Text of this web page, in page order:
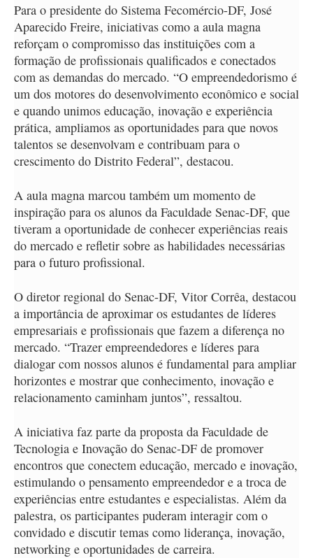
Para o presidente do Sistema Fecomércio-DF, José
Aparecido Freire, iniciativas como a aula magna
reforçam o compromisso das instituições com a
formação de profissionais qualificados e conectados
com as demandas do mercado. “O empreendedorismo é
um dos motores do desenvolvimento econômico e social
e quando unimos educação, inovação e experiência
prática, ampliamos as oportunidades para que novos
talentos se desenvolvam e contribuam para o
crescimento do Distrito Federal”, destacou.
A aula magna marcou também um momento de
inspiração para os alunos da Faculdade Senac-DF, que
tiveram a oportunidade de conhecer experiências reais
do mercado e refletir sobre as habilidades necessárias
para o futuro profissional.
O diretor regional do Senac-DF, Vitor Corrêa, destacou
a importância de aproximar os estudantes de líderes
empresariais e profissionais que fazem a diferença no
mercado. “Trazer empreendedores e líderes para
dialogar com nossos alunos é fundamental para ampliar
horizontes e mostrar que conhecimento, inovação e
relacionamento caminham juntos”, ressaltou.
A iniciativa faz parte da proposta da Faculdade de
Tecnologia e Inovação do Senac-DF de promover
encontros que conectem educação, mercado e inovação,
estimulando o pensamento empreendedor e a troca de
experiências entre estudantes e especialistas. Além da
palestra, os participantes puderam interagir com o
convidado e discutir temas como liderança, inovação,
networking e oportunidades de carreira.